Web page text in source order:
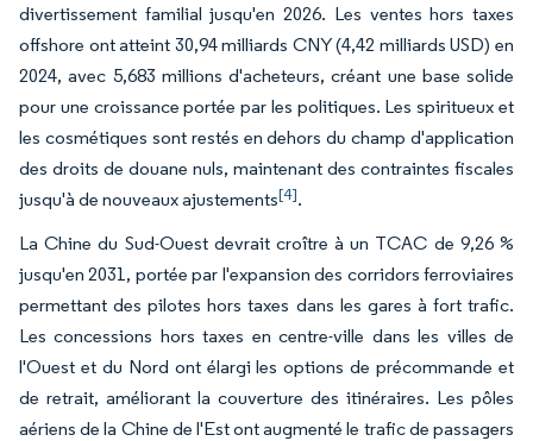
divertissement familial jusqu'en 2026. Les ventes hors taxes
offshore ont atteint 30,94 milliards CNY (4,42 milliards USD) en
2024, avec 5,683 millions d'acheteurs, créant une base solide
pour une croissance portée par les politiques. Les spiritueux et
les cosmétiques sont restés en dehors du champ d'application
des droits de douane nuls, maintenant des contraintes fiscales
jusqu'à de nouveaux ajustements[4].
La Chine du Sud-Ouest devrait croître à un TCAC de 9,26 %
jusqu'en 2031, portée par l'expansion des corridors ferroviaires
permettant des pilotes hors taxes dans les gares à fort trafic.
Les concessions hors taxes en centre-ville dans les villes de
l'Ouest et du Nord ont élargi les options de précommande et
de retrait, améliorant la couverture des itinéraires. Les pôles
aériens de la Chine de l'Est ont augmenté le trafic de passagers